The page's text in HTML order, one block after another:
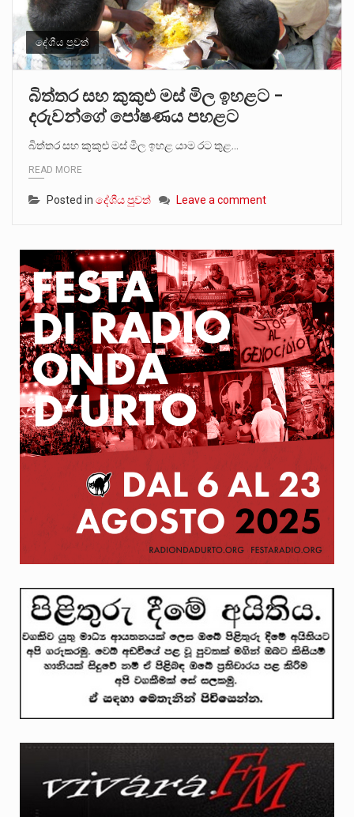
දේශීය පුවත්
බිත්තර සහ කුකුළු මස් මිල ඉහළට –
දරුවන්ගේ පෝෂණය පහළට
බිත්තර සහ කුකුළු මස් මිල ඉහළ යාම රට තුළ…
READ MORE
Posted in දේශීය පුවත් Leave a comment